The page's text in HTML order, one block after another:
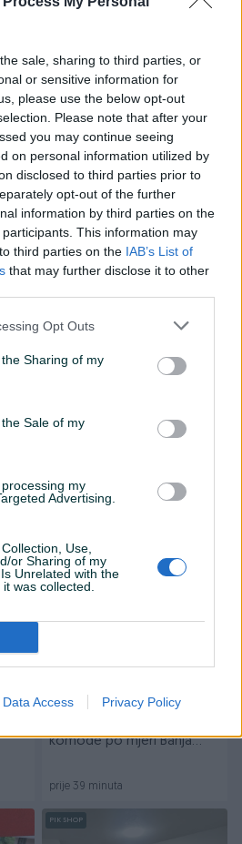
sale, sharing to third parties, or
or sensitive information for
please use the below opt-out
Please note that after your
you may continue seeing
on personal information utilized by
disclosed to third parties prior to
opt-out of the further
information by third parties on the
participants. This information may
third parties on the IAB’s List of
that may further disclose it to other
Opt Outs
Sharing of my
Sale of my
my
Advertising.
Use,
or Sharing of my
Unrelated with the
was collected.
Data Access Privacy Policy
stanova/apartmana/hotela
prije dan
Izdvojeno
Ormari po mjeri
Novo
prije 5 dana
Kuhinja po mjeri
prije 7 minuta
komode po mjeri Banja
prije 39 minuta
PIK SHOP